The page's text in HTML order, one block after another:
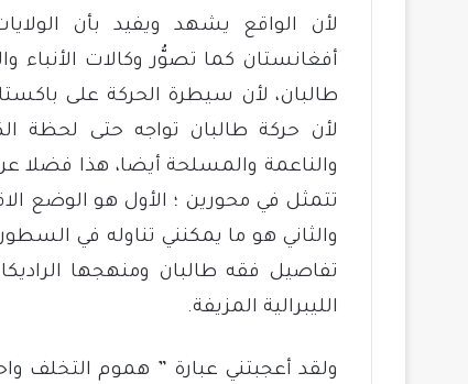
لأن الواقع يشهد ويفيد بأن
أفغانستان كما تصوُّر وكالات الأنباء
طالبان، لأن سيطرة الحركة على
لأن حركة طالبان تواجه حتى لحظة
والناعمة والمسلحة أيضا، هذا فضلا
تتمثل في محورين ؛ الأول هو الوضع
والثاني هو ما يمكنني تناوله في
تفاصيل فقه طالبان ومنهجها
الليبرالية المزيفة.
ولقد أعجبتني عبارة ” هموم التخلف